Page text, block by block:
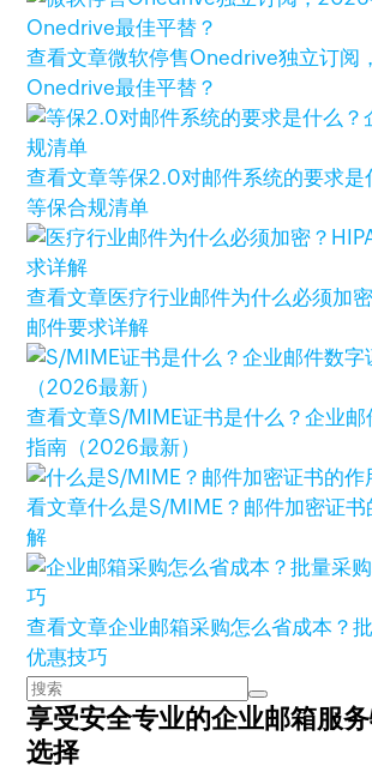
查看文章微软停售Onedrive独立订阅
Onedrive最佳平替？
查看文章等保2.0对邮件系统的要求是
等保合规清单
查看文章医疗行业邮件为什么必须加
邮件要求详解
查看文章S/MIME证书是什么？企业
指南（2026最新）
看文章什么是S/MIME？邮件加密证
解
查看文章企业邮箱采购怎么省成本？
优惠技巧
享受安全专业的企业邮箱服务
选择